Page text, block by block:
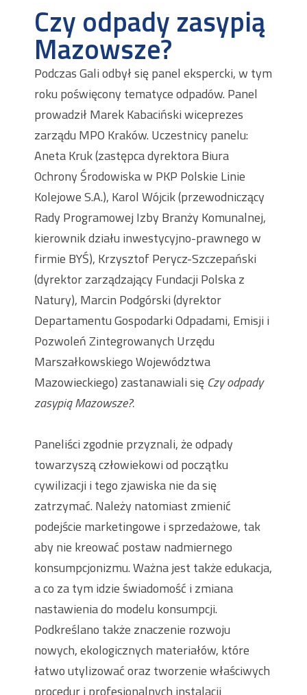
Czy odpady zasypią
Mazowsze?
Podczas Gali odbył się panel ekspercki, w tym
roku poświęcony tematyce odpadów. Panel
prowadził Marek Kabaciński wiceprezes
zarządu MPO Kraków. Uczestnicy panelu:
Aneta Kruk (zastępca dyrektora Biura
Ochrony Środowiska w PKP Polskie Linie
Kolejowe S.A.), Karol Wójcik (przewodniczący
Rady Programowej Izby Branży Komunalnej,
kierownik działu inwestycyjno-prawnego w
firmie BYŚ), Krzysztof Perycz-Szczepański
(dyrektor zarządzający Fundacji Polska z
Natury), Marcin Podgórski (dyrektor
Departamentu Gospodarki Odpadami, Emisji i
Pozwoleń Zintegrowanych Urzędu
Marszałkowskiego Województwa
Mazowieckiego) zastanawiali się Czy odpady
zasypią Mazowsze?.
Paneliści zgodnie przyznali, że odpady
towarzyszą człowiekowi od początku
cywilizacji i tego zjawiska nie da się
zatrzymać. Należy natomiast zmienić
podejście marketingowe i sprzedażowe, tak
aby nie kreować postaw nadmiernego
konsumpcjonizmu. Ważna jest także edukacja,
a co za tym idzie świadomość i zmiana
nastawienia do modelu konsumpcji.
Podkreślano także znaczenie rozwoju
nowych, ekologicznych materiałów, które
łatwo utylizować oraz tworzenie właściwych